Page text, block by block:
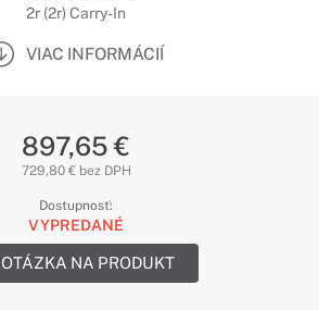
2r (2r) Carry-In
VIAC INFORMÁCIÍ
897,65 €
729,80 € bez DPH
Dostupnosť:
VYPREDANÉ
OTÁZKA NA PRODUKT